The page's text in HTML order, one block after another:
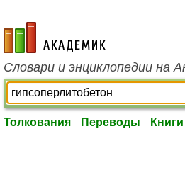
academic.ru
Словари и энциклопедии на
Толкования Переводы Книги